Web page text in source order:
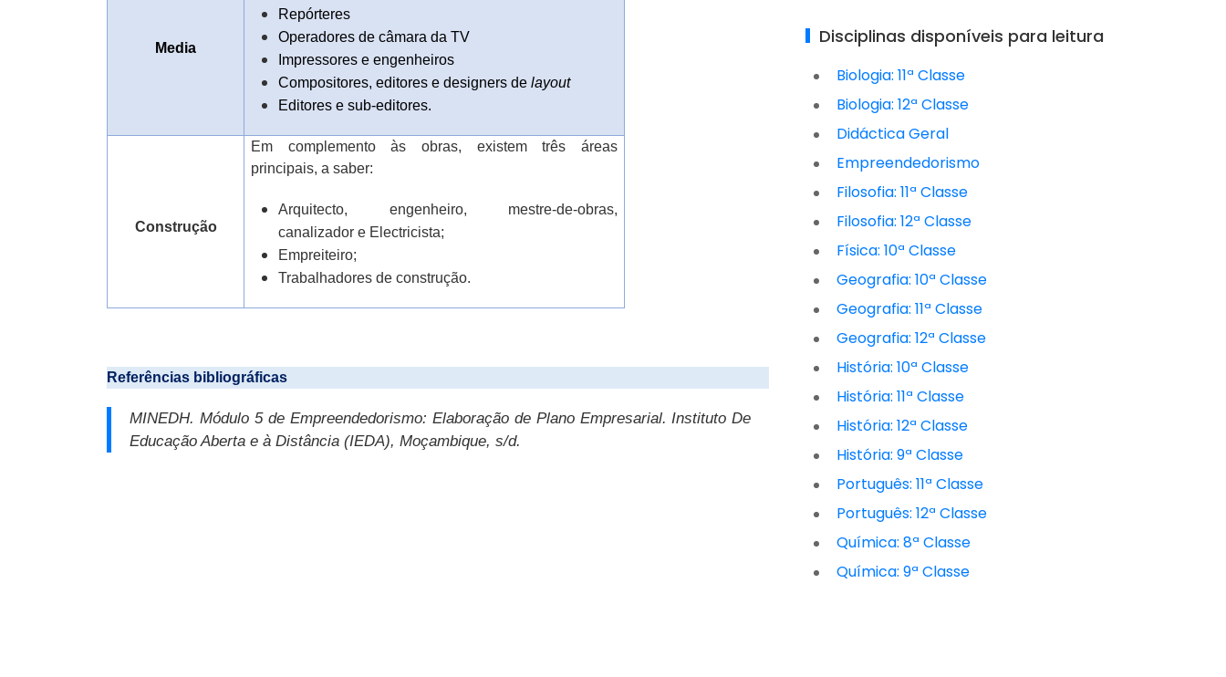
Media
Repórteres
Operadores de câmara da TV
Impressores e engenheiros
Compositores, editores e designers delayout
Editores e sub-editores.
Construção
Em complemento às obras, existem três áreas
principais, a saber:
Arquitecto, engenheiro, mestre-de-obras,
canalizador e Electricista;
Empreiteiro;
Trabalhadores de construção.
Referências bibliográficas
MINEDH. Módulo 5 de Empreendedorismo: Elaboração de Plano Empresarial. Instituto De
Educação Aberta e à Distância (IEDA), Moçambique, s/d.
Disciplinas disponíveis para leitura
Biologia: 11ª Classe
Biologia: 12ª Classe
Didáctica Geral
Empreendedorismo
Filosofia: 11ª Classe
Filosofia: 12ª Classe
Física: 10ª Classe
Geografia: 10ª Classe
Geografia: 11ª Classe
Geografia: 12ª Classe
História: 10ª Classe
História: 11ª Classe
História: 12ª Classe
História: 9ª Classe
Português: 11ª Classe
Português: 12ª Classe
Química: 8ª Classe
Química: 9ª Classe